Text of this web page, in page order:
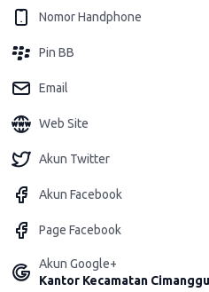
Nomor Handphone
Pin BB
Email
Web Site
Akun Twitter
Akun Facebook
Page Facebook
Akun Google+
Kantor Kecamatan